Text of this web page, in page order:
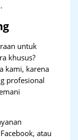
untuk
khusus?
kami, karena
profesional
atau